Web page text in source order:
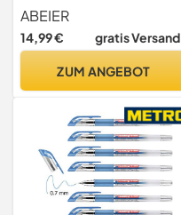
12er-pack,0，5 mm
Stiftspitze, für Journaling,
Doodling, Zeichnungen,
ABEIER
14,99 € gratis Versand
ZUM ANGEBOT